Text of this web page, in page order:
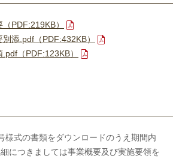
PDF:219KB）
添.pdf（PDF:432KB）
（PDF:123KB）
様式の書類をダウンロードのうえ期間内
につきましては事業概要及び実施要領を